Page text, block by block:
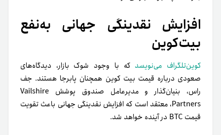
افزایش نقدینگی جهانی به‌نفع
بیت‌کوین
کوین‌تلگراف می‌نویسد که با وجود شوک بازار، دیدگاه‌های
صعودی درباره قیمت بیت کوین همچنان پابرجا هستند. جف
راس، بنیان‌گذار و مدیرعامل صندوق پوشش Vailshire
Partners، معتقد است که افزایش نقدینگی جهانی باعث تقویت
قیمت BTC در آینده خواهد شد.